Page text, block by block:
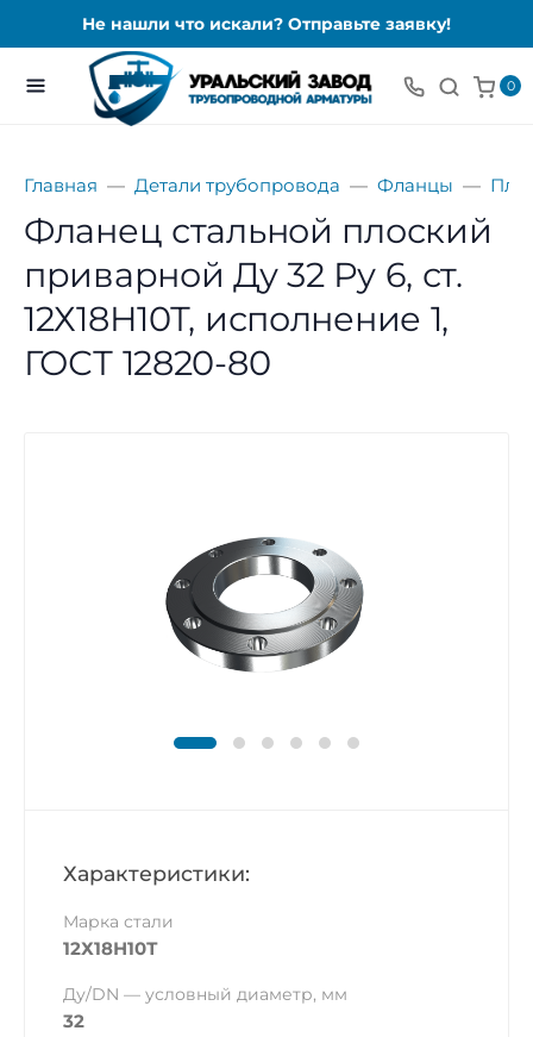
Не нашли что искали? Отправьте заявку!
0
Главная Детали трубопровода Фланцы
Фланец стальной плоский
приварной Ду 32 Ру 6, ст.
12Х18Н10Т, исполнение 1,
ГОСТ 12820-80
Характеристики:
Марка стали
12Х18Н10Т
Ду/DN — условный диаметр, мм
32